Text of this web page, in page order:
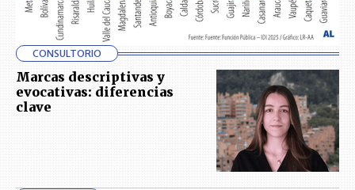
CONSULTORIO
Marcas descriptivas y
evocativas: diferencias
clave